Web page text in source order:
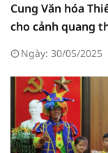
Cung Văn hóa
cho cảnh quang
Ngày: 30/05/2025